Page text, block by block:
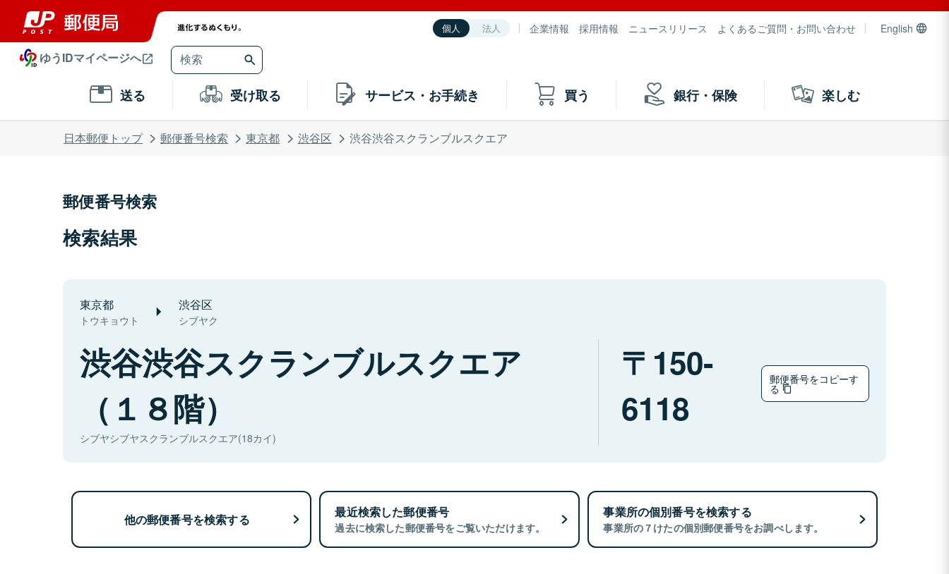
個人 法人 企業情報 採用情報 ニュースリリース よくあるご質問・お問い合わせ English
ゆうIDマイページへ
送る 受け取る サービス・お手続き 買う 銀行・保険 楽しむ
日本郵便トップ 郵便番号検索 東京都 渋谷区 渋谷渋谷スクランブルスクエア
郵便番号検索
検索結果
東京都
トウキョウト
渋谷区
シブヤク
渋谷渋谷スクランブルスクエア
（１８階）
シブヤシブヤスクランブルスクエア(18カイ)
150-
6118
郵便番号をコピーす
る
他の郵便番号を検索する 最近検索した郵便番号
過去に検索した郵便番号をご覧いただけます。
事業所の個別番号を検索する
事業所の７けたの個別郵便番号をお調べします。